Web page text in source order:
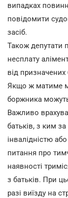
випадках
повідомити
засіб.
Також депутати
несплату
від
Якщо ж матиме
боржника
Важливо
батьків, з ким
інвалідністю
питання про
наявності
з батьків. При
разі виїзду на